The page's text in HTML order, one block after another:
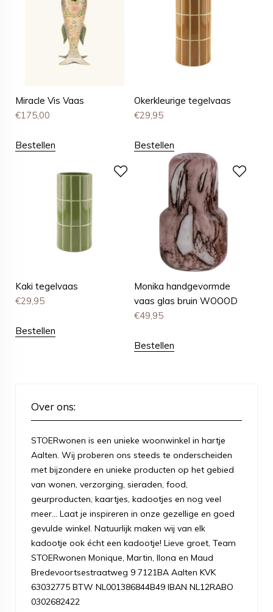
Miracle Vis Vaas
€175,00
Bestellen
Okerkleurige tegelvaas
€29,95
Bestellen
Kaki tegelvaas
€29,95
Bestellen
Monika handgevormde
vaas glas bruin WOOOD
€49,95
Bestellen
Over ons:
STOERwonen is een unieke woonwinkel in hartje
Aalten. Wij proberen ons steeds te onderscheiden
met bijzondere en unieke producten op het gebied
van wonen, verzorging, sieraden, food,
geurproducten, kaartjes, kadootjes en nog veel
meer... Laat je inspireren in onze gezellige en goed
gevulde winkel. Natuurlijk maken wij van elk
kadootje ook écht een kadootje! Lieve groet, Team
STOERwonen Monique, Martin, Ilona en Maud
Bredevoortsestraatweg 9 7121BA Aalten KVK
63032775 BTW NL001386844B49 IBAN NL12RABO
0302682422